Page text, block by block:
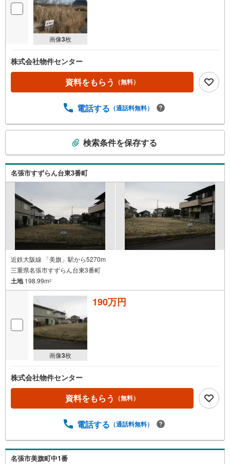
画像3枚
株式会社物件センター
資料をもらう （無料）
電話する （通話料無料）
検
条
受
け
取
る
・
を
ー
ジ
保
る
検索条件を保存する
名張市すずらん台東3番町
近鉄大阪線 「美旗」駅から5270m
三重県名張市すずらん台東3番町
土地198.99m2
画像3枚
190万円
株式会社物件センター
資料をもらう （無料）
電話する （通話料無料）
名張市美旗町中1番